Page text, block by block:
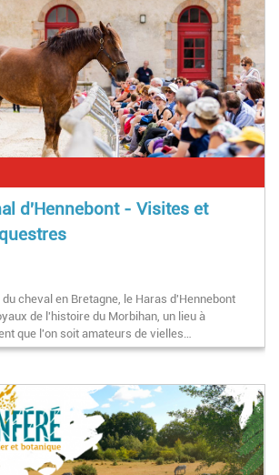
d'Hennebont - Visites et
cheval en Bretagne, le Haras d'Hennebont
de l'histoire du Morbihan, un lieu à
que l'on soit amateurs de vielles…